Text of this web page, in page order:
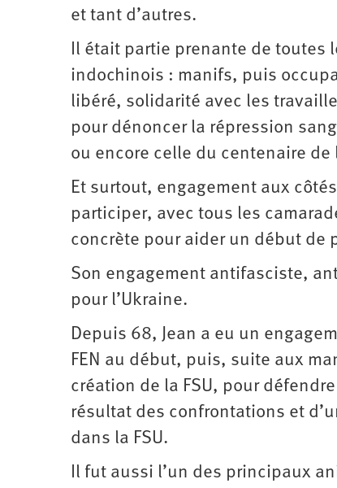
et tant d’autres.
Il était partie prenante de toutes
indochinois : manifs, puis
libéré, solidarité avec les
pour dénoncer la répression
ou encore celle du centenaire de
Et surtout, engagement aux
participer, avec tous les
concrète pour aider un début de
Son engagement antifasciste,
pour l’Ukraine.
Depuis 68, Jean a eu un
FEN au début, puis, suite aux
création de la FSU, pour
résultat des confrontations et
dans la FSU.
Il fut aussi l’un des principaux